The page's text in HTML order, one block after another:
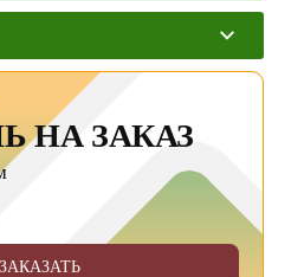
НА ЗАКАЗ
ЗАКАЗАТЬ